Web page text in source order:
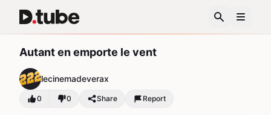
Autant en emporte le vent
lecinemadeverax
0 0 Share Report